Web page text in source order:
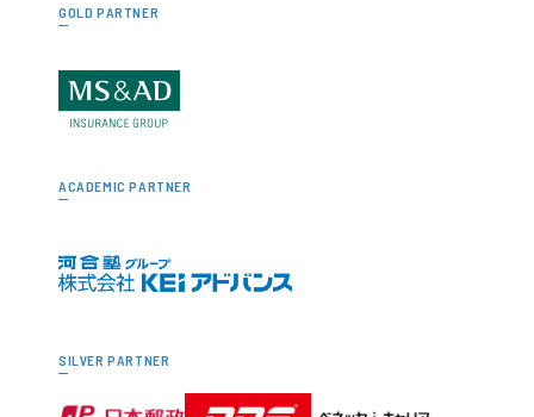
GOLD PARTNER
ACADEMIC PARTNER
SILVER PARTNER